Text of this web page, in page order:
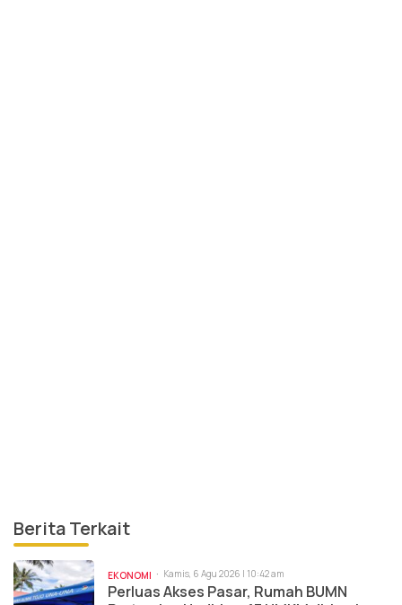
Berita Terkait
EKONOMI Kamis, 6 Agu 2026 | 10:42 am
Perluas Akses Pasar, Rumah BUMN